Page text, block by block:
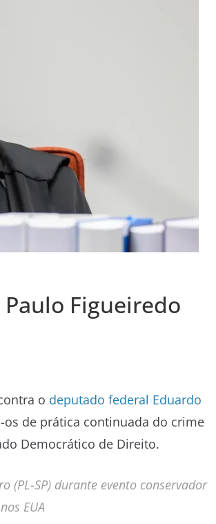
Figueiredo
o deputado federal Eduardo
os de prática continuada do crime
Democrático de Direito.
(PL-SP) durante evento conservador
nos EUA